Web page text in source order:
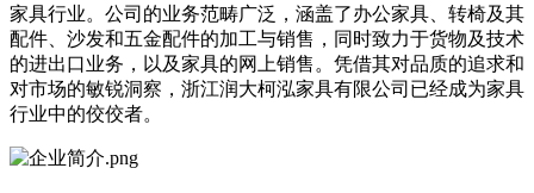
家具行业。公司的业务范畴广泛，涵盖了办公家具、转椅及其
配件、沙发和五金配件的加工与销售，同时致力于货物及技术
的进出口业务，以及家具的网上销售。凭借其对品质的追求和
对市场的敏锐洞察，浙江润大柯泓家具有限公司已经成为家具
行业中的佼佼者。